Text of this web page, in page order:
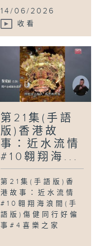
14/06/2026
收看
第21集(手語
版)香港故
事：近水流情
#10翱翔海...
第21集(手語版)香
港故事：近水流情
#10翱翔海浪間(手
語版)傷健同行好僱
事#4喜樂之家